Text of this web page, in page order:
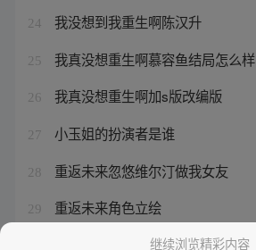
24 我没想到我重生啊陈汉升
25 我真没想重生啊慕容鱼结局怎么样
26 我真没想重生啊加s版改编版
27 小玉姐的扮演者是谁
28 重返未来忽悠维尔汀做我女友
29 重返未来角色立绘
我的老婆来自一千年前漫继续浏览精彩内容